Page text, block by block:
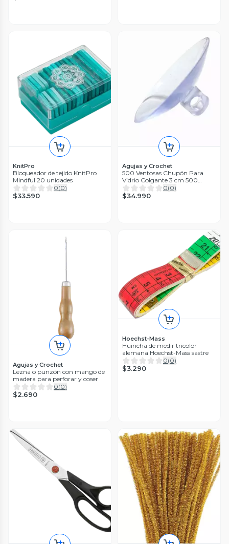
KnitPro
Bloqueador de tejido KnitPro
Mindful 20 unidades
0(0)
$33.590
Agujas y Crochet
500 Ventosas Chupón Para
Vidrio Colgante 3 cm 500
unidades
0(0)
$34.990
Agujas y Crochet
Lezna o punzón con mango de
madera para perforar y coser
0(0)
$2.690
Hoechst-Mass
Huincha de medir tricolor
alemana Hoechst-Mass sastre
0(0)
$3.290